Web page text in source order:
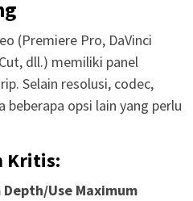
(Premiere Pro, DaVinci
dll.) memiliki panel
Selain resolusi, codec,
opsi lain yang perlu
Kritis:
Use Maximum